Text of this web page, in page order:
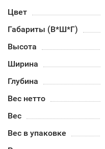
Цвет
Габариты (В*Ш*Г)
Высота
Ширина
Глубина
Вес нетто
Вес
Вес в упаковке